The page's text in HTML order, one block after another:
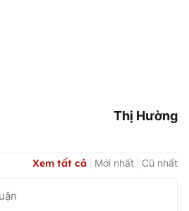
Thị Hường
Xem tất cả Mới nhất Cũ nhất